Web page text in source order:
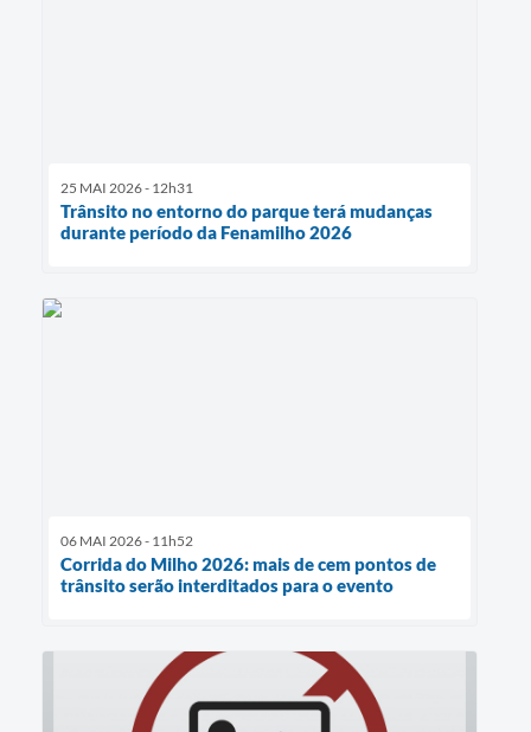
25 MAI 2026 - 12h31
Trânsito no entorno do parque terá mudanças
durante período da Fenamilho 2026
06 MAI 2026 - 11h52
Corrida do Milho 2026: mais de cem pontos de
trânsito serão interditados para o evento